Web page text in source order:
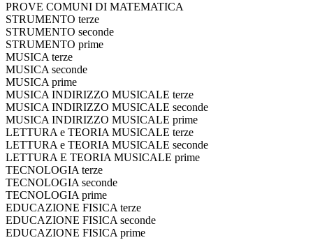
PROVE COMUNI DI MATEMATICA
STRUMENTO terze
STRUMENTO seconde
STRUMENTO prime
MUSICA terze
MUSICA seconde
MUSICA prime
MUSICA INDIRIZZO MUSICALE terze
MUSICA INDIRIZZO MUSICALE seconde
MUSICA INDIRIZZO MUSICALE prime
LETTURA e TEORIA MUSICALE terze
LETTURA e TEORIA MUSICALE seconde
LETTURA E TEORIA MUSICALE prime
TECNOLOGIA terze
TECNOLOGIA seconde
TECNOLOGIA prime
EDUCAZIONE FISICA terze
EDUCAZIONE FISICA seconde
EDUCAZIONE FISICA prime